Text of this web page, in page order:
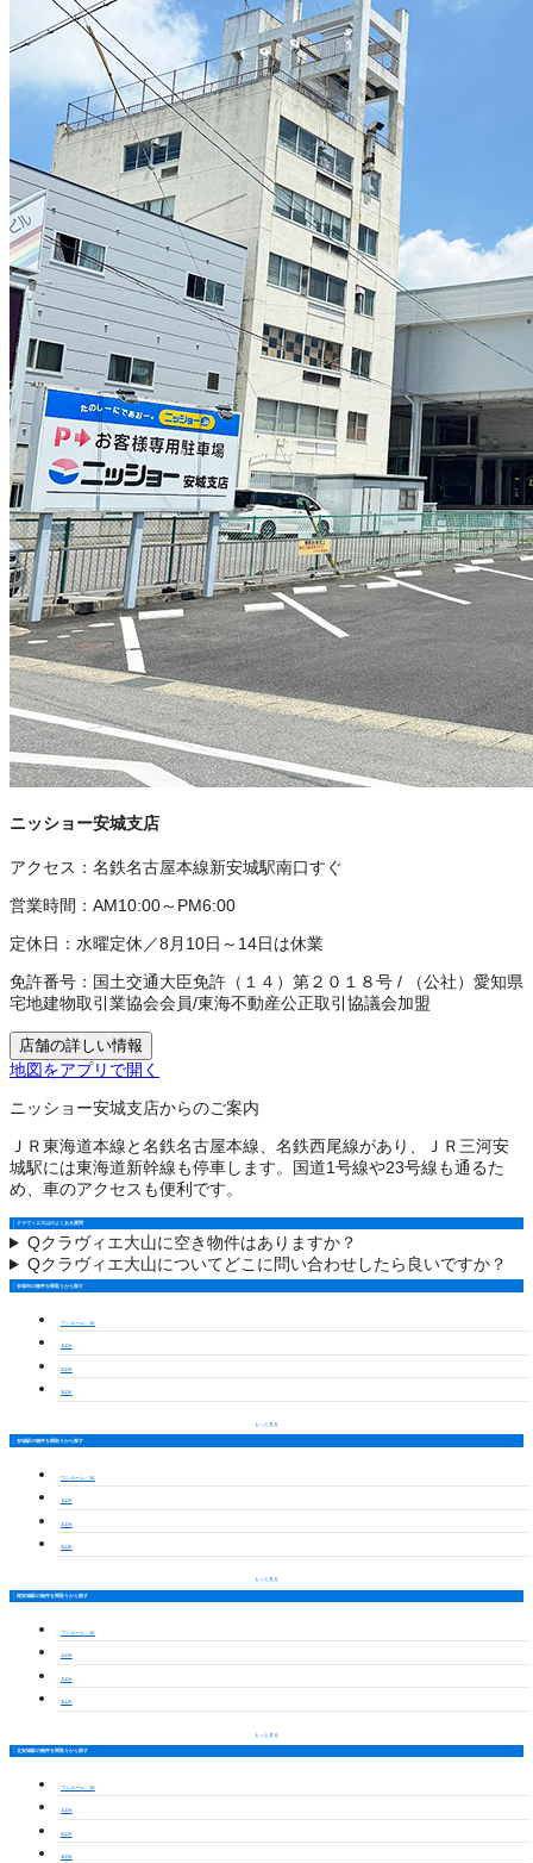
ニッショー安城支店
アクセス： 名鉄名古屋本線新安城駅南口すぐ
営業時間： AM10:00～PM6:00
定休日： 水曜定休／8月10日～14日は休業
免許番号： 国土交通大臣免許（１４）第２０１８号 /
（公社）愛知県
宅地建物取引業協会会員/東海不動産公正取引協議会加盟
店舗の詳しい情報
地図をアプリで開く
ニッショー安城支店からのご案内
ＪＲ東海道本線と名鉄名古屋本線、名鉄西尾線があり、ＪＲ三河安
城駅には東海道新幹線も停車します。国道1号線や23号線も通るた
め、車のアクセスも便利です。
クラヴィエ大山のよくある質問
Qクラヴィエ大山に空き物件はありますか？
Qクラヴィエ大山についてどこに問い合わせしたら良いですか？
安城市の物件を間取りから探す
ワンルーム・1K
1LDK
2LDK
3LDK
もっと見る
安城駅の物件を間取りから探す
ワンルーム・1K
1LDK
2LDK
3LDK
もっと見る
南安城駅の物件を間取りから探す
ワンルーム・1K
1LDK
2LDK
3LDK
もっと見る
北安城駅の物件を間取りから探す
ワンルーム・1K
1LDK
2LDK
3LDK